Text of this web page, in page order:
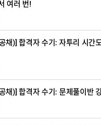
여러 번!
채)] 합격자 수기: 자투리 시간
채)] 합격자 수기: 문제풀이반